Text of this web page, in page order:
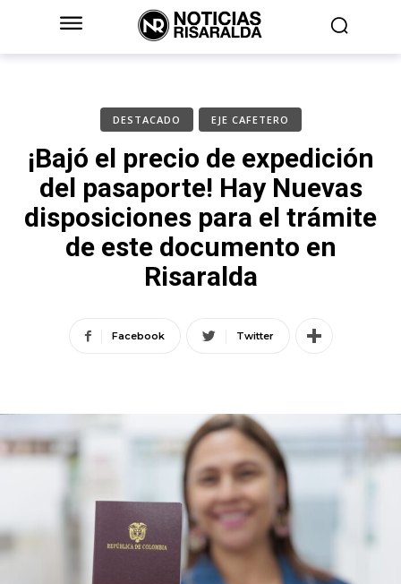
DESTACADO EJE CAFETERO
¡Bajó el precio de expedición
del pasaporte! Hay Nuevas
disposiciones para el trámite
de este documento en
Risaralda
Facebook Twitter